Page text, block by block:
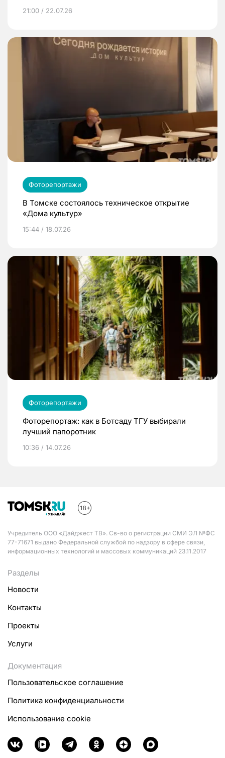
21:00 / 22.07.26
Фоторепортажи
В Томске состоялось техническое открытие
«Дома культур»
15:44 / 18.07.26
Фоторепортажи
Фоторепортаж: как в Ботсаду ТГУ выбирали
лучший папоротник
10:36 / 14.07.26
Учредитель ООО «Дайджест ТВ». Св-во о регистрации СМИ ЭЛ №ФС
77-71671 выдано Федеральной службой по надзору в сфере связи,
информационных технологий и массовых коммуникаций 23.11.2017
Разделы
Новости
Контакты
Проекты
Услуги
Документация
Пользовательское соглашение
Политика конфиденциальности
Использование cookie